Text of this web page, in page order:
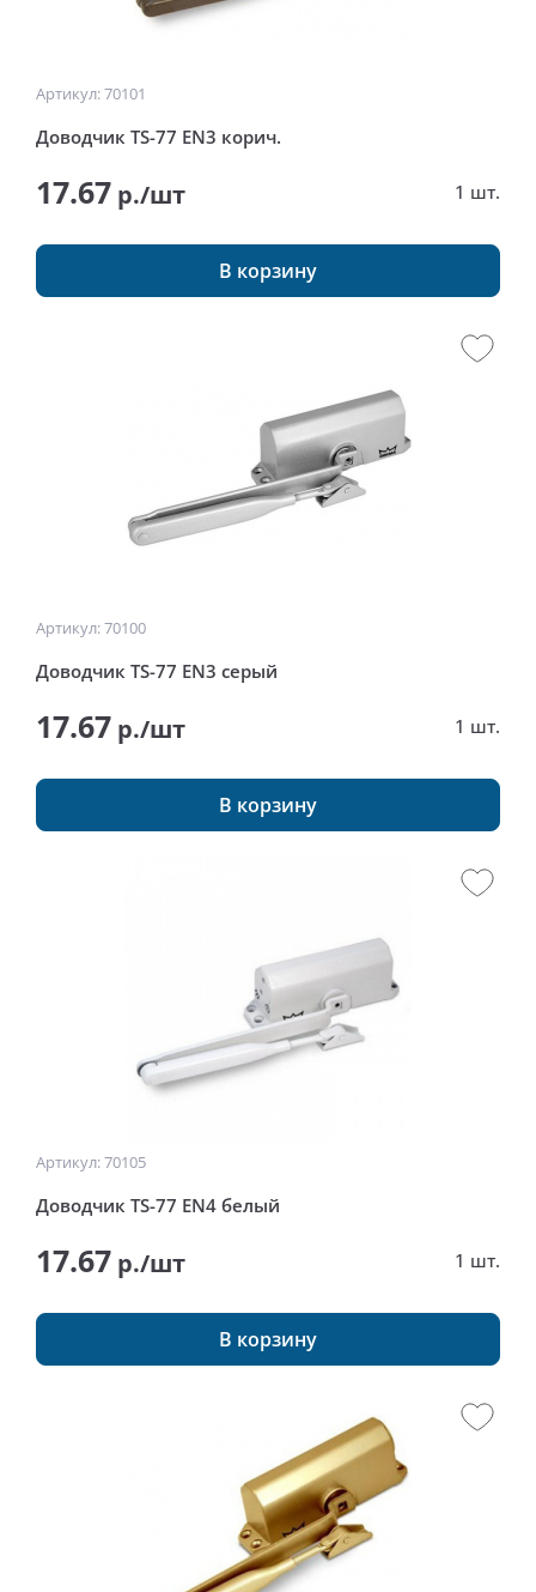
Артикул: 70101
Доводчик TS-77 EN3 корич.
17.67 р./шт 1 шт.
В корзину
Артикул: 70100
Доводчик TS-77 EN3 серый
17.67 р./шт 1 шт.
В корзину
Артикул: 70105
Доводчик TS-77 EN4 белый
17.67 р./шт 1 шт.
В корзину